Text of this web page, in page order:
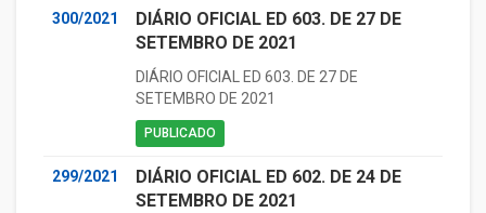
300/2021
DIÁRIO OFICIAL ED 603. DE 27 DE
SETEMBRO DE 2021
DIÁRIO OFICIAL ED 603. DE 27 DE
SETEMBRO DE 2021
PUBLICADO
299/2021
DIÁRIO OFICIAL ED 602. DE 24 DE
SETEMBRO DE 2021